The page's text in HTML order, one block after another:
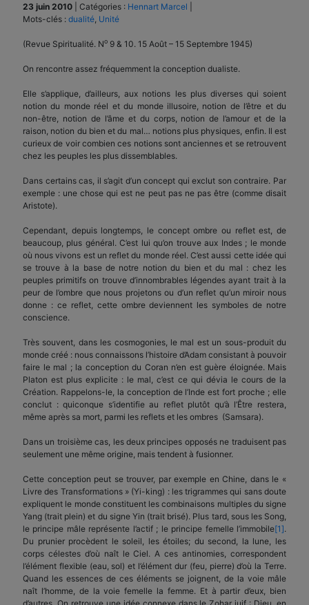
23 juin 2010 Catégories : Hennart Marcel
Mots-clés : dualité Unité
(Revue Spiritualité. No 9 & 10. 15 Août – 15 Septembre 1945)
On rencontre assez fréquemment la conception dualiste.
Elle s’applique, d’ailleurs, aux notions les plus diverses qui soient
notion du monde réel et du monde illusoire, notion de l’être et du
non-être, notion de l’âme et du corps, notion de l’amour et de la
raison, notion du bien et du mal… notions plus physiques, enfin. Il est
curieux de voir combien ces notions sont anciennes et se retrouvent
chez les peuples les plus dissemblables.
Dans certains cas, il s’agit d’un concept qui exclut son contraire. Par
exemple : une chose qui est ne peut pas ne pas être (comme disait
Aristote).
Cependant, depuis longtemps, le concept ombre ou reflet est, de
beaucoup, plus général. C’est lui qu’on trouve aux Indes ; le monde
où nous vivons est un reflet du monde réel. C’est aussi cette idée qui
se trouve à la base de notre notion du bien et du mal : chez les
peuples primitifs on trouve d’innombrables légendes ayant trait à la
peur de l’ombre que nous projetons ou d’un reflet qu’un miroir nous
donne : ce reflet, cette ombre deviennent les symboles de notre
conscience.
Très souvent, dans les cosmogonies, le mal est un sous-produit du
monde créé : nous connaissons l’histoire d’Adam consistant à pouvoir
faire le mal ; la conception du Coran n’en est guère éloignée. Mais
Platon est plus explicite : le mal, c’est ce qui dévia le cours de la
Création. Rappelons-le, la conception de l’Inde est fort proche ; elle
conclut : quiconque s’identifie au reflet plutôt qu’à l’Être restera,
même après sa mort, parmi les reflets et les ombres (Samsara).
Dans un troisième cas, les deux principes opposés ne traduisent pas
seulement une même origine, mais tendent à fusionner.
Cette conception peut se trouver, par exemple en Chine, dans le «
Livre des Transformations » (Yi-king) : les trigrammes qui sans doute
expliquent le monde constituent les combinaisons multiples du signe
Yang (trait plein) et du signe Yin (trait brisé). Plus tard, sous les Song,
le principe mâle représente l’actif ; le principe femelle l’immobile[1].
Du prunier procèdent le soleil, les étoiles; du second, la lune, les
corps célestes d’où naît le Ciel. A ces antinomies, correspondent
l’élément flexible (eau, sol) et l’élément dur (feu, pierre) d’où la Terre.
Quand les essences de ces éléments se joignent, de la voie mâle
naît l’homme, de la voie femelle la femme. Et à partir d’eux, bien